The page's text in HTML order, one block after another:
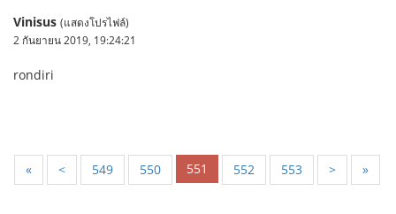
Vinisus (แสดงโปรไฟล์)
2 กันยายน 2019, 19:24:21
rondiri
« < 549 550 551 552 553 > »